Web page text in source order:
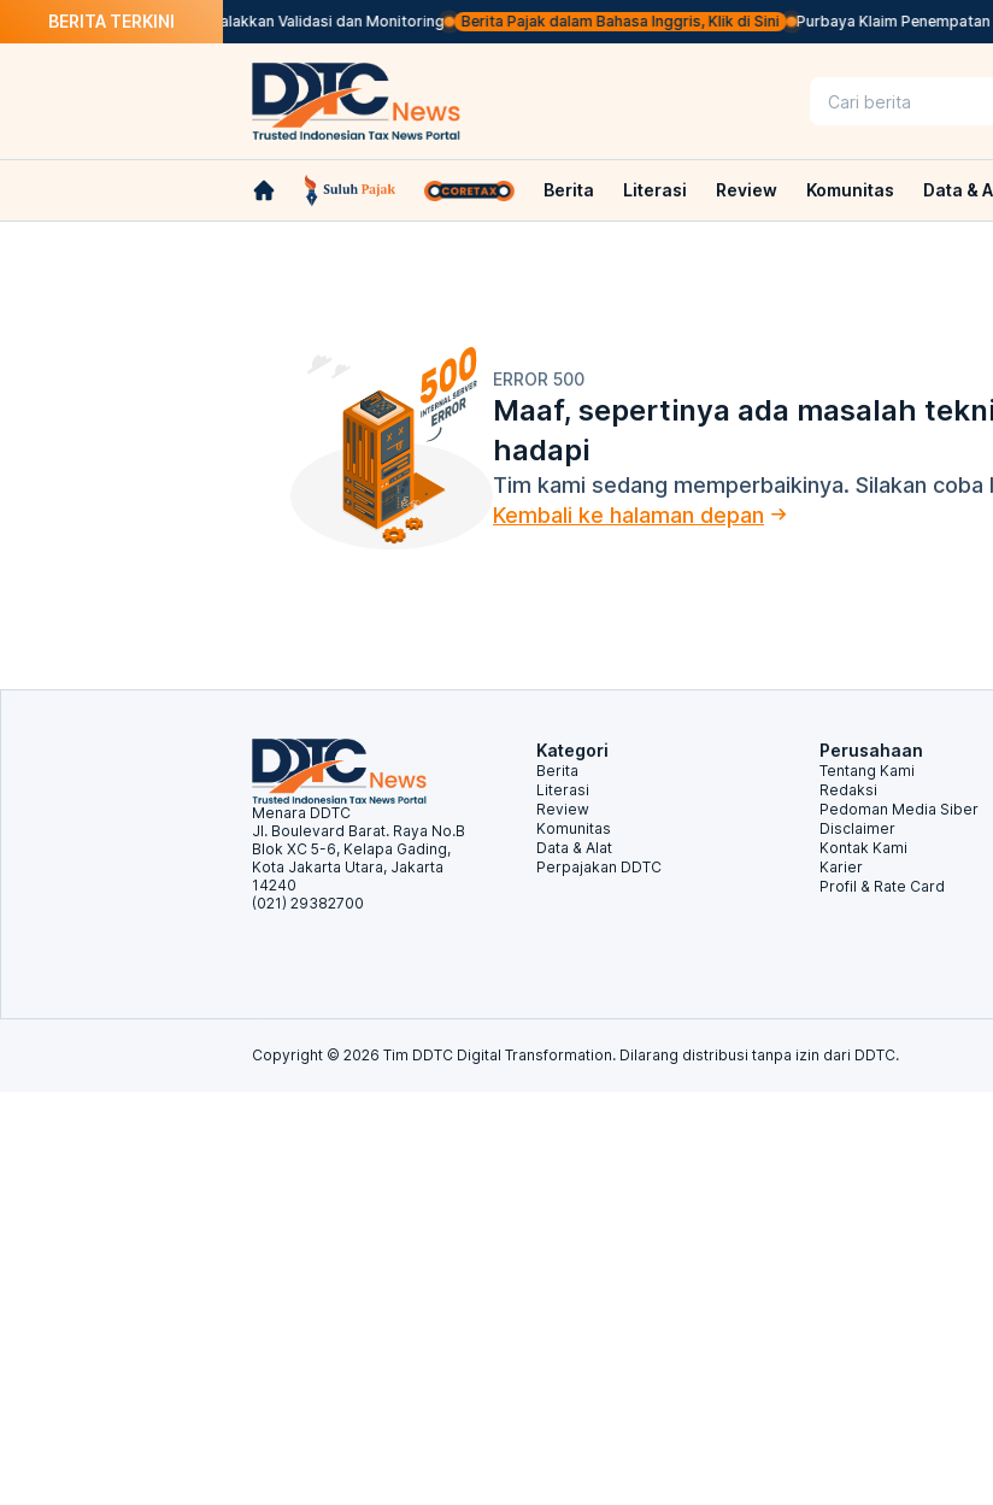
BERITA TERKINI
AEO Patuh, DJBC Galakkan Validasi dan Monitoring Berita Pajak dalam Bahasa Inggris, Klik di Sini Purbaya Klaim Penempatan
Berita Literasi Review Komunitas Data &
ERROR 500
Maaf, sepertinya ada masalah
hadapi
Tim kami sedang memperbaikinya. Silakan coba
Kembali ke halaman depan
Menara DDTC
Jl. Boulevard Barat. Raya No.B
Blok XC 5-6, Kelapa Gading,
Kota Jakarta Utara, Jakarta
14240
(021) 29382700
Kategori
Berita
Literasi
Review
Komunitas
Data & Alat
Perpajakan DDTC
Perusahaan
Tentang Kami
Redaksi
Pedoman Media Siber
Disclaimer
Kontak Kami
Karier
Profil & Rate Card
Copyright © 2026 Tim DDTC Digital Transformation. Dilarang distribusi tanpa izin dari DDTC.